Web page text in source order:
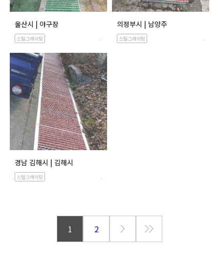
울산시 | 야구장
스틸그레이팅 .
의정부시 | 남양주
스틸그레이팅 .
경남 김해시 | 김해시
스틸그레이팅 .
1 2